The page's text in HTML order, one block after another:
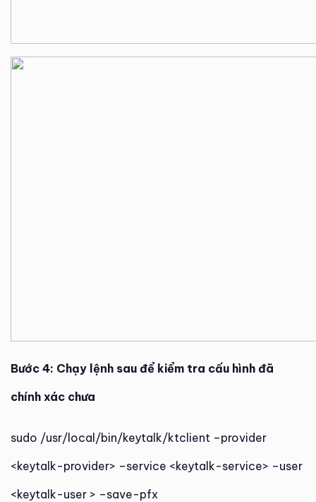
Bước 4: Chạy lệnh sau để kiểm tra cấu hình đã
chính xác chưa
sudo /usr/local/bin/keytalk/ktclient –provider
<keytalk-provider> –service <keytalk-service> –user
<keytalk-user > –save-pfx